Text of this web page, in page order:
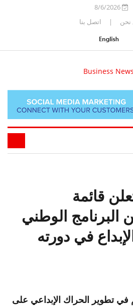
8/6/2026
نحن | اتصل بنا
قائمة
البرنامج الوطني
في دورته
في تطوير الحراك الإبداعي على